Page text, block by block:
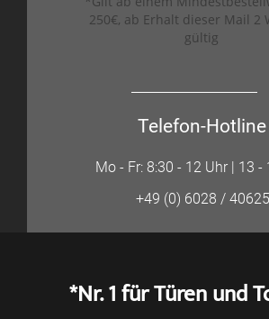
250€, ab Erhalt dieser Mail 2
gültig
Telefon-Hotline
Mo - Fr: 8:30 - 12 Uhr | 13 -
+49 (0) 6028 /
*Nr. 1 für Türen und